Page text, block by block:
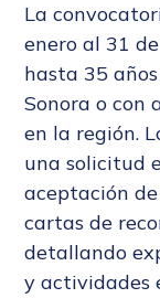
La
enero al 31
hasta 35
Sonora o con
en la región.
una solicitud
aceptación
cartas de
detallando
y actividades